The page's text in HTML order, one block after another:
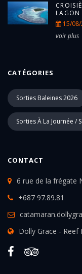
LAGON
15/
voir plus
CATÉGORIES
Sorties Baleines 2026
Sorties À La Journée /
CONTACT
6 rue de la frégate
+687 97.89.81
Dolly Grace - Reef